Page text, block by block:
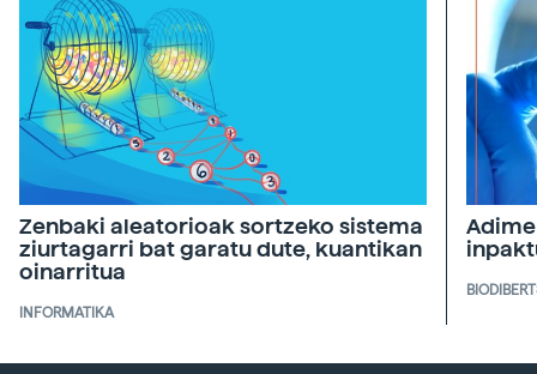
Zenbaki aleatorioak sortzeko sistema
ziurtagarri bat garatu dute, kuantikan
oinarritua
INFORMATIKA